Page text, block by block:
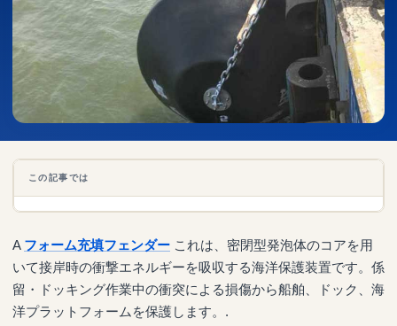
この記事では
A フォーム充填フェンダー これは、密閉型発泡体のコアを用
いて接岸時の衝撃エネルギーを吸収する海洋保護装置です。係
留・ドッキング作業中の衝突による損傷から船舶、ドック、海
洋プラットフォームを保護します。.